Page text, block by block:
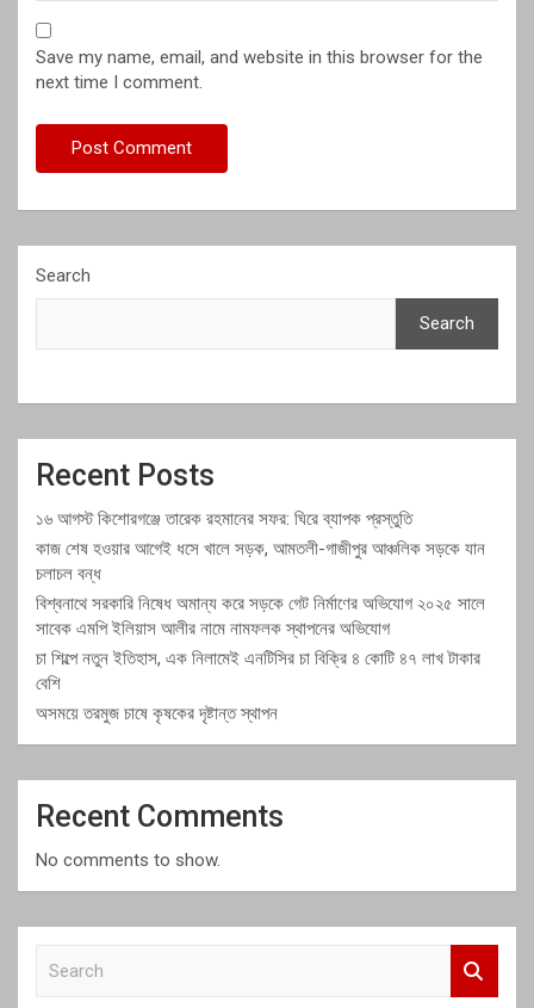
Save my name, email, and website in this browser for the
next time I comment.
Search
Search
Recent Posts
১৬ আগস্ট কিশোরগঞ্জে তারেক রহমানের সফর: ঘিরে ব্যাপক প্রস্তুতি
কাজ শেষ হওয়ার আগেই ধসে খালে সড়ক, আমতলী-গাজীপুর আঞ্চলিক সড়কে যান
চলাচল বন্ধ
বিশ্বনাথে সরকারি নিষেধ অমান্য করে সড়কে গেট নির্মাণের অভিযোগ ২০২৫ সালে
সাবেক এমপি ইলিয়াস আলীর নামে নামফলক স্থাপনের অভিযোগ
চা শিল্পে নতুন ইতিহাস, এক নিলামেই এনটিসির চা বিক্রি ৪ কোটি ৪৭ লাখ টাকার
বেশি
অসময়ে তরমুজ চাষে কৃষকের দৃষ্টান্ত স্থাপন
Recent Comments
No comments to show.